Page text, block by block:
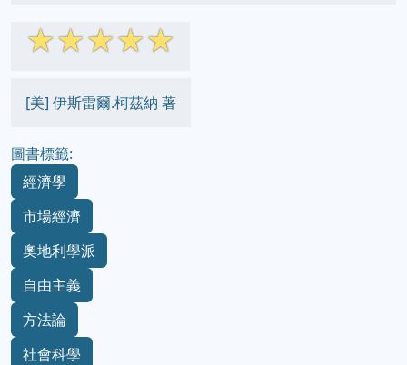
☆☆☆☆☆
[美] 伊斯雷爾.柯茲納 著
圖書標籤:
經濟學
市場經濟
奧地利學派
自由主義
方法論
社會科學